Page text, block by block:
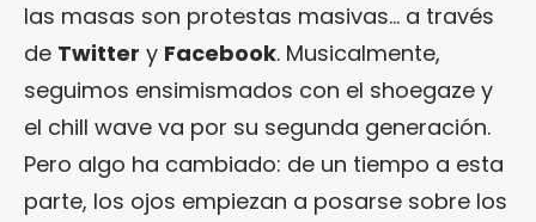
las masas son protestas masivas… a través
de Twitter y Facebook. Musicalmente,
seguimos ensimismados con el shoegaze y
el chill wave va por su segunda generación.
Pero algo ha cambiado: de un tiempo a esta
parte, los ojos empiezan a posarse sobre los